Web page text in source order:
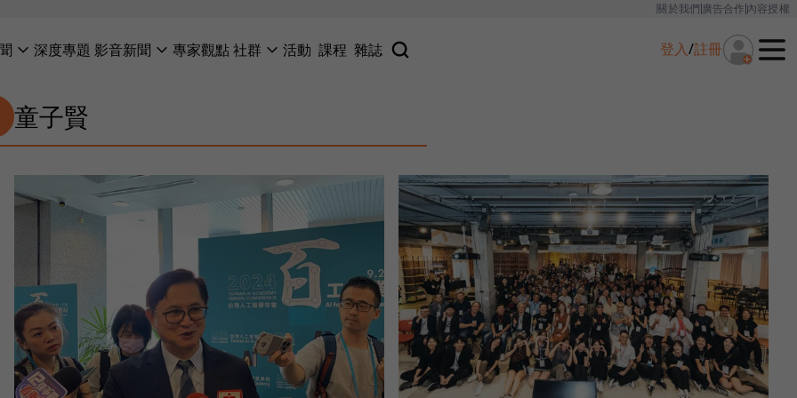
關於我們廣告合作內容授權
深度專題 影音新聞 專家觀點社群 活動 課程 雜誌 登入/註冊
童子賢